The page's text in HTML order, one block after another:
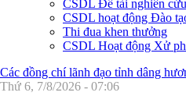
CSDL Đề tài nghiên
CSDL hoạt động Đào
Thi đua khen thưởng
CSDL Hoạt động Xử
Các đồng chí lãnh đạo tỉnh dâng
Thứ 6, 7/8/2026 - 07:06